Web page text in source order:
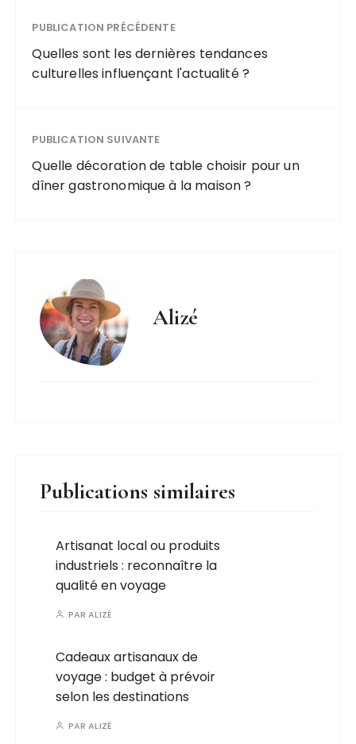
PUBLICATION PRÉCÉDENTE
Quelles sont les dernières tendances
culturelles influençant l'actualité ?
PUBLICATION SUIVANTE
Quelle décoration de table choisir pour un
dîner gastronomique à la maison ?
Alizé
Publications similaires
Artisanat local ou produits
industriels : reconnaître la
qualité en voyage
PARALIZÉ
Cadeaux artisanaux de
voyage : budget à prévoir
selon les destinations
PARALIZÉ